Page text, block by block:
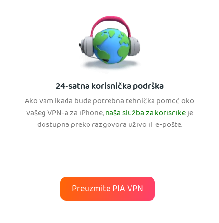
24-satna korisnička podrška
Ako vam ikada bude potrebna tehnička pomoć oko
vašeg VPN-a za iPhone,naša služba za korisnikeje
dostupna preko razgovora uživo ili e-pošte.
Preuzmite PIA VPN